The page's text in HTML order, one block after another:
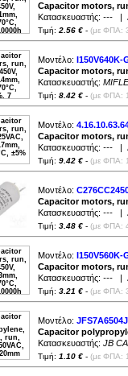
Capacitor motors,
Κατασκευαστής: --- |
Τιμή: 2.56 € - (με ΦΠΑ:
Μοντέλο: I150V640K-
Capacitor motors,
Κατασκευαστής:
Τιμή: 8.42 € - (με ΦΠΑ:
Μοντέλο:
Capacitor motors,
Κατασκευαστής: --- |
Τιμή: 9.42 € - (με ΦΠΑ:
Μοντέλο:
Capacitor motors,
Κατασκευαστής: --- |
Τιμή: 3.48 € - (με ΦΠΑ:
Μοντέλο: I150V560K-
Capacitor motors,
Κατασκευαστής: --- |
Τιμή: 3.21 € - (με ΦΠΑ:
Μοντέλο:
Capacitor
Κατασκευαστής: JB
Τιμή: 1.10 € - (με ΦΠΑ: